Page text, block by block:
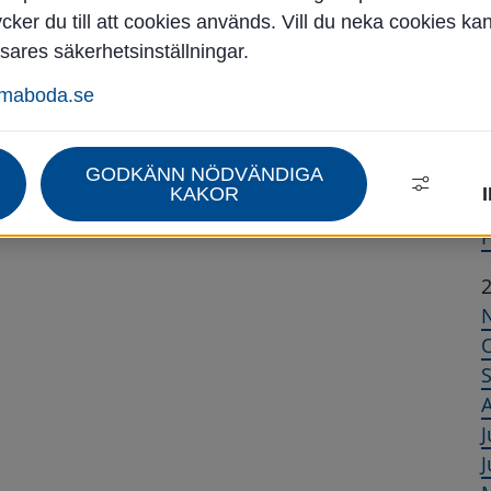
du till att cookies används. Vill du neka cookies
säkerhetsinställningar.
GODKÄNN NÖDVÄNDIGA
KAKOR